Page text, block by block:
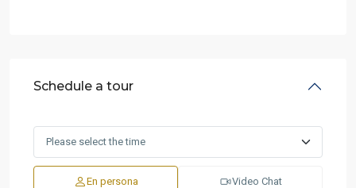
Schedule a tour
En persona Video Chat